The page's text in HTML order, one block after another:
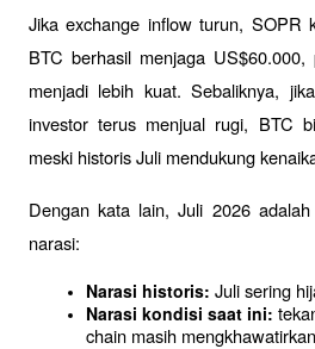
Jika exchange inflow turun, SOPR
BTC berhasil menjaga
menjadi lebih kuat. Sebaliknya,
investor terus menjual rugi, BTC
meski historis Juli mendukung
Dengan kata lain, Juli 2026
narasi:
Narasi historis: Juli sering
Narasi kondisi saat ini:
chain masih